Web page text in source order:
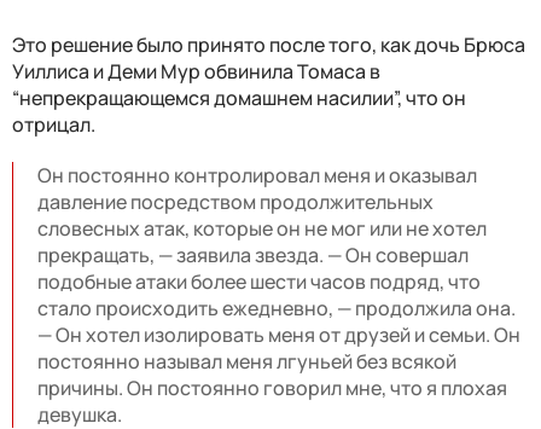
Это решение было принято после того, как дочь Брюса
Уиллиса и Деми Мур обвинила Томаса в
“непрекращающемся домашнем насилии”, что он
отрицал.
Он постоянно контролировал меня и оказывал
давление посредством продолжительных
словесных атак, которые он не мог или не хотел
прекращать, — заявила звезда. — Он совершал
подобные атаки более шести часов подряд, что
стало происходить ежедневно, — продолжила она.
— Он хотел изолировать меня от друзей и семьи. Он
постоянно называл меня лгуньей без всякой
причины. Он постоянно говорил мне, что я плохая
девушка.